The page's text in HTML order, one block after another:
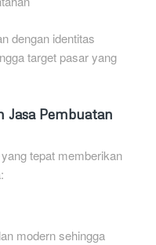
dengan identitas
target pasar yang
Jasa Pembuatan
tepat memberikan
modern sehingga